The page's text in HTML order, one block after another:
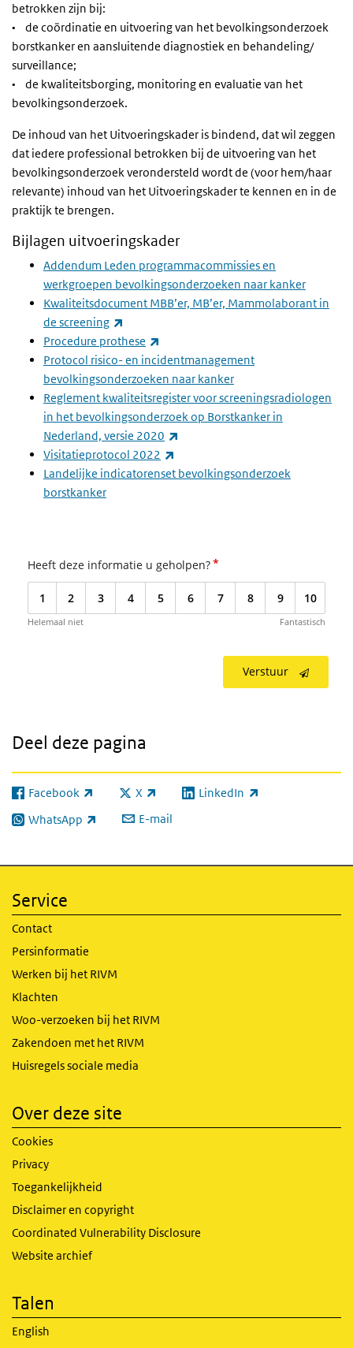
betrokken zijn bij:
• de coördinatie en uitvoering van het bevolkingsonderzoek
borstkanker en aansluitende diagnostiek en behandeling/
surveillance;
• de kwaliteitsborging, monitoring en evaluatie van het
bevolkingsonderzoek.
De inhoud van het Uitvoeringskader is bindend, dat wil zeggen
dat iedere professional betrokken bij de uitvoering van het
bevolkingsonderzoek verondersteld wordt de (voor hem/haar
relevante) inhoud van het Uitvoeringskader te kennen en in de
praktijk te brengen.
Bijlagen uitvoeringskader
Addendum Leden programmacommissies en
werkgroepen bevolkingsonderzoeken naar kanker
Kwaliteitsdocument MBB’er, MB’er, Mammolaborant in
de screening
Procedure prothese
Protocol risico- en incidentmanagement
bevolkingsonderzoeken naar kanker
Reglement kwaliteitsregister voor screeningsradiologen
in het bevolkingsonderzoek op Borstkanker in
Nederland, versie 2020
Visitatieprotocol 2022
Landelijke indicatorenset bevolkingsonderzoek
borstkanker
Heeft deze informatie u geholpen?*
1 2 3 4 5 6 7 8 9 10
Helemaal niet Fantastisch
Verstuur
Deel deze pagina
Facebook
(externe link) X
(externe link) LinkedIn
(externe link)
WhatsApp
(externe link) E-mail
Service
Contact
Persinformatie
Werken bij het RIVM
Klachten
Woo-verzoeken bij het RIVM
Zakendoen met het RIVM
Huisregels sociale media
Over deze site
Cookies
Privacy
Toegankelijkheid
Disclaimer en copyright
Coordinated Vulnerability Disclosure
Website archief
Talen
English